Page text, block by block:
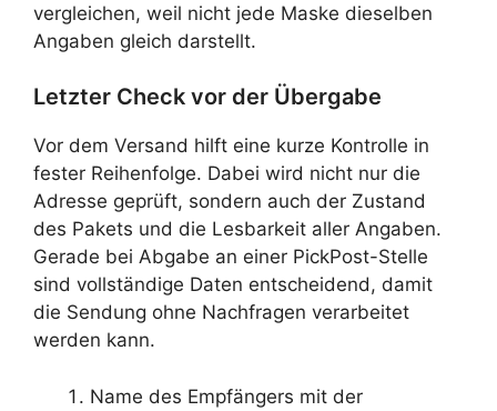
vergleichen, weil nicht jede Maske dieselben
Angaben gleich darstellt.
Letzter Check vor der Übergabe
Vor dem Versand hilft eine kurze Kontrolle in
fester Reihenfolge. Dabei wird nicht nur die
Adresse geprüft, sondern auch der Zustand
des Pakets und die Lesbarkeit aller Angaben.
Gerade bei Abgabe an einer PickPost-Stelle
sind vollständige Daten entscheidend, damit
die Sendung ohne Nachfragen verarbeitet
werden kann.
Name des Empfängers mit der